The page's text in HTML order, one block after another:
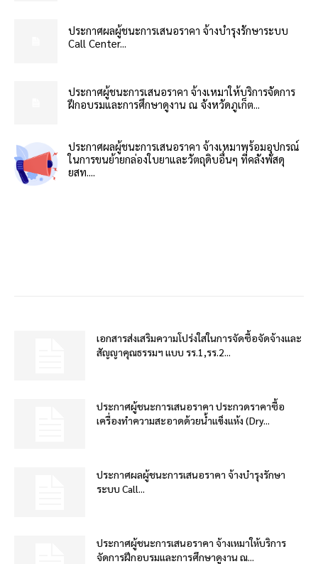
ประกาศผลผู้ชนะการเสนอราคา จ้างบำรุงรักษาระบบ
Call Center...
ประกาศผู้ชนะการเสนอราคา จ้างเหมาให้บริการจัดการ
ฝึกอบรมและการศึกษาดูงาน ณ จังหวัดภูเก็ต...
ประกาศผลผู้ชนะการเสนอราคา จ้างเหมาพร้อมอุปกรณ์
ในการขนย้ายกล่องใบยาและวัตถุดิบอื่นๆ ที่คลังพัสดุ
ยสท....
เอกสารส่งเสริมความโปร่งใสในการจัดซื้อจัดจ้างและ
สัญญาคุณธรรมฯ แบบ รร.1,รร.2...
ประกาศผู้ชนะการเสนอราคา ประกวดราคาซื้อ
เครื่องทำความสะอาดด้วยน้ำแข็งแห้ง (Dry...
ประกาศผลผู้ชนะการเสนอราคา จ้างบำรุงรักษา
ระบบ Call...
ประกาศผู้ชนะการเสนอราคา จ้างเหมาให้บริการ
จัดการฝึกอบรมและการศึกษาดูงาน ณ...